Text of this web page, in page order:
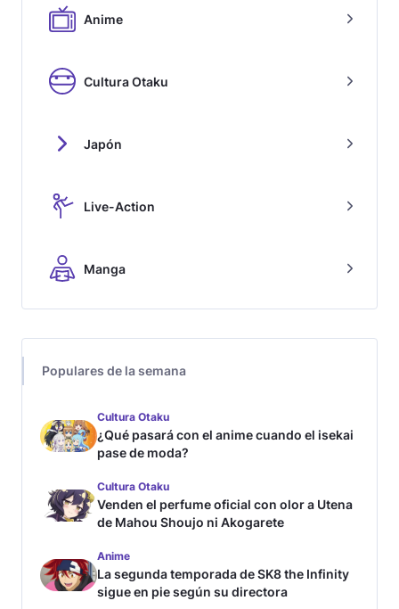
Anime
Cultura Otaku
Japón
Live-Action
Manga
Populares de la semana
Cultura Otaku
¿Qué pasará con el anime cuando el isekai
pase de moda?
Cultura Otaku
Venden el perfume oficial con olor a Utena
de Mahou Shoujo ni Akogarete
Anime
La segunda temporada de SK8 the Infinity
sigue en pie según su directora